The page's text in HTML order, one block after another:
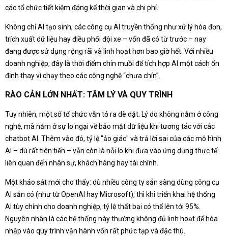
các tổ chức tiết kiệm đáng kể thời gian và chi phí.
Không chỉ AI tạo sinh, các công cụ AI truyền thống như xử lý hóa đơn,
trích xuất dữ liệu hay điều phối đội xe – vốn đã có từ trước – nay
đang được sử dụng rộng rãi và linh hoạt hơn bao giờ hết. Với nhiều
doanh nghiệp, đây là thời điểm chín muồi để tích hợp AI một cách ổn
định thay vì chạy theo các công nghệ “chưa chín”.
RÀO CẢN LỚN NHẤT: TÂM LÝ VÀ QUY TRÌNH
Tuy nhiên, một số tổ chức vẫn tỏ ra dè dặt. Lý do không nằm ở công
nghệ, mà nằm ở sự lo ngại về bảo mật dữ liệu khi tương tác với các
chatbot AI. Thêm vào đó, tỷ lệ "ảo giác" và trả lời sai của các mô hình
AI – dù rất tiên tiến – vẫn còn là nỗi lo khi đưa vào ứng dụng thực tế
liên quan đến nhân sự, khách hàng hay tài chính.
Một khảo sát mới cho thấy: dù nhiều công ty sẵn sàng dùng công cụ
AI sẵn có (như từ OpenAI hay Microsoft), thì khi triển khai hệ thống
AI tùy chỉnh cho doanh nghiệp, tỷ lệ thất bại có thể lên tới 95%.
Nguyên nhân là các hệ thống này thường không đủ linh hoạt để hòa
nhập vào quy trình vận hành vốn rất phức tạp và đặc thù.